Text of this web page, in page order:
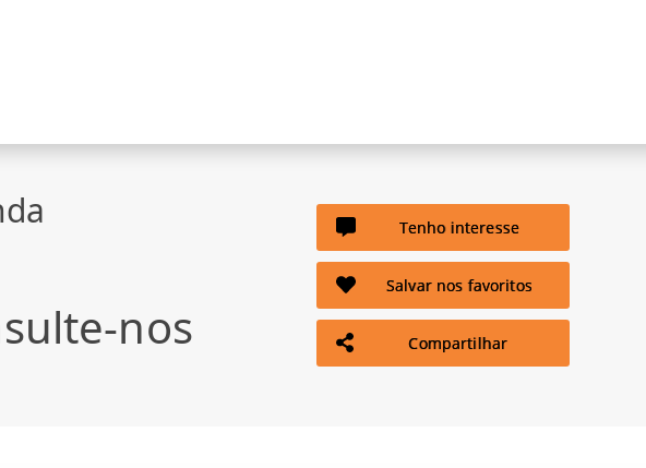
nos
Tenho interesse
Salvar nos favoritos
Compartilhar